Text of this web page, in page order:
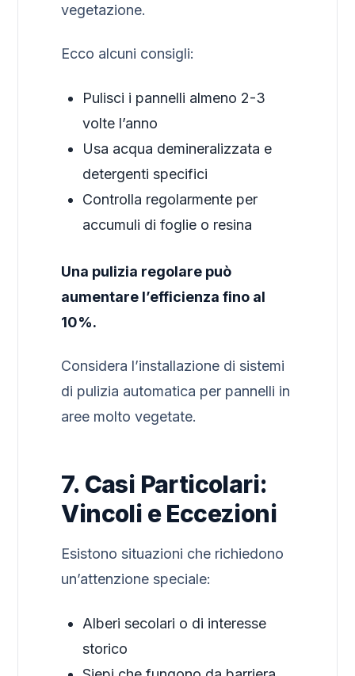
vegetazione.
Ecco alcuni consigli:
Pulisci i pannelli almeno 2-3
volte l’anno
Usa acqua demineralizzata e
detergenti specifici
Controlla regolarmente per
accumuli di foglie o resina
Una pulizia regolare può
aumentare l’efficienza fino al
10%.
Considera l’installazione di sistemi
di pulizia automatica per pannelli in
aree molto vegetate.
7. Casi Particolari:
Vincoli e Eccezioni
Esistono situazioni che richiedono
un’attenzione speciale:
Alberi secolari o di interesse
storico